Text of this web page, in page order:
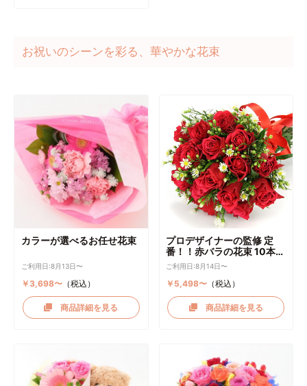
お祝いのシーンを彩る、華やかな花束
カラーが選べるお任せ花束
ご利用日:8月13日〜
￥3,698〜（税込）
商品詳細を見る
プロデザイナーの監修 定
番！！赤バラの花束 10本～
選択可能
ご利用日:8月14日〜
￥5,498〜 （税込）
商品詳細を見る